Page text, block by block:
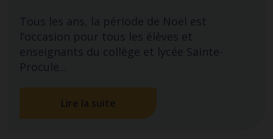
Tous les ans, la période de Noël est
l’occasion pour tous les élèves et
enseignants du collège et lycée Sainte-
Procule...
Lire la suite